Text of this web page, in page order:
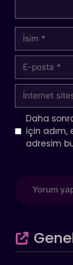
İsim
posta
İnternet
sitesi
Daha
için
adresim